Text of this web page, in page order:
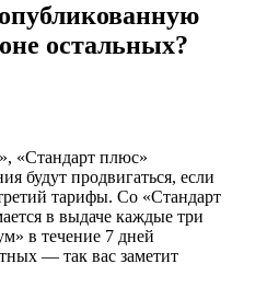
остальных?
«Стандарт плюс»
будут продвигаться, если
тарифы. Со «Стандарт
в выдаче каждые три
в течение 7 дней
— так вас заметит